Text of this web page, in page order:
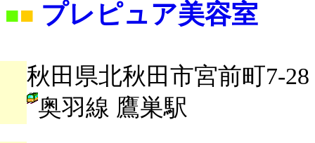
■■ プレピュア美容室
秋田県北秋田市宮前町7-28
奥羽線 鷹巣駅